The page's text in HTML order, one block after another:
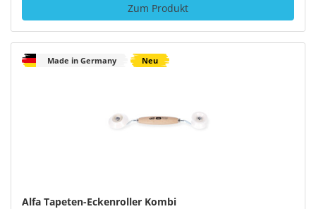
Zum Produkt
Made in Germany Neu
Alfa Tapeten-Eckenroller Kombi